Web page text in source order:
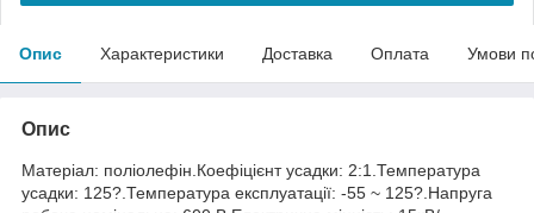
Опис Характеристики Доставка Оплата Умови
Опис
Матеріал: поліолефін.Коефіцієнт усадки: 2:1.Температура
усадки: 125?.Температура експлуатації: -55 ~ 125?.Напруга